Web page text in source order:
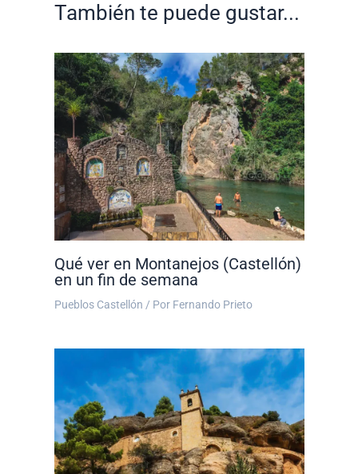
También te puede gustar...
Qué ver en Montanejos (Castellón)
en un fin de semana
Pueblos Castellón / Por Fernando Prieto